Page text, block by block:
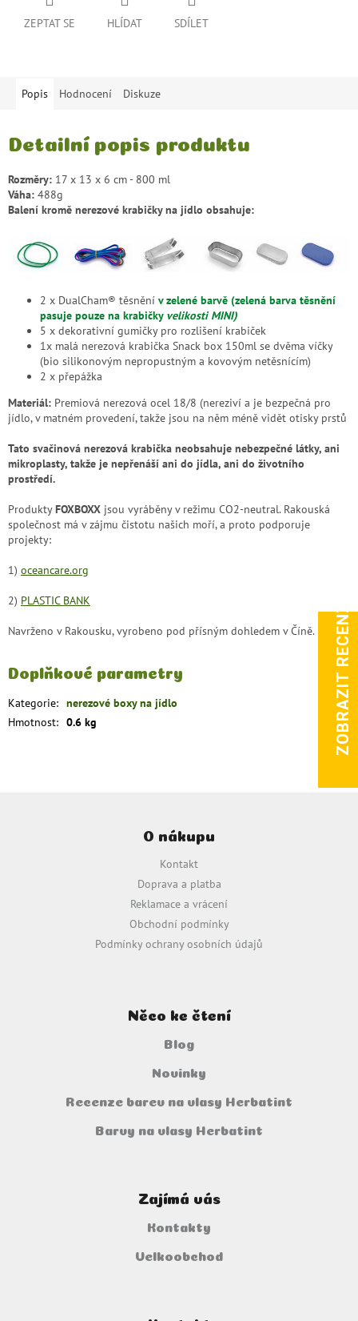
ZEPTAT SE HLÍDAT SDÍLET
Popis Hodnocení Diskuze
Detailní popis produktu
Rozměry: 17 x 13 x 6 cm - 800 ml
Váha: 488g
Balení kromě nerezové krabičky na jídlo obsahuje:
2 x DualCham® těsnění v zelené barvě (zelená barva těsnění
pasuje pouze na krabičky velikosti MINI)
5 x dekorativní gumičky pro rozlišení krabiček
1x malá nerezová krabička Snack box 150ml se dvěma víčky
(bio silikonovým nepropustným a kovovým netěsnícím)
2 x přepážka
Materiál: Premiová nerezová ocel 18/8 (nereziví a je bezpečná pro
jídlo, v matném provedení, takže jsou na něm méně vidět otisky prstů
Tato svačinová nerezová krabička neobsahuje nebezpečné látky, ani
mikroplasty, takže je nepřenáší ani do jídla, ani do životního
prostředí.
ProduktyFOXBOXX jsou vyráběny v režimu CO2-neutral. Rakouská
společnost má v zájmu čistotu našich moří, a proto podporuje
projekty:
1) oceancare.org
2) PLASTIC BANK
Navrženo v Rakousku, vyrobeno pod přísným dohledem v Číně.
Doplňkové parametry
Kategorie: nerezové boxy na jídlo
Hmotnost: 0.6 kg
O nákupu
Kontakt
Doprava a platba
Reklamace a vrácení
Obchodní podmínky
Podmínky ochrany osobních údajů
Něco ke čtení
Blog
Novinky
Recenze barev na vlasy Herbatint
Barvy na vlasy Herbatint
Zajímá vás
Kontakty
Velkoobchod
ZOBRAZIT RECENZE